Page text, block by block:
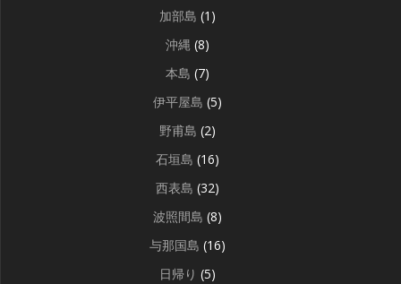
加部島 (1)
沖縄 (8)
本島 (7)
伊平屋島 (5)
野甫島 (2)
石垣島 (16)
西表島 (32)
波照間島 (8)
与那国島 (16)
日帰り (5)